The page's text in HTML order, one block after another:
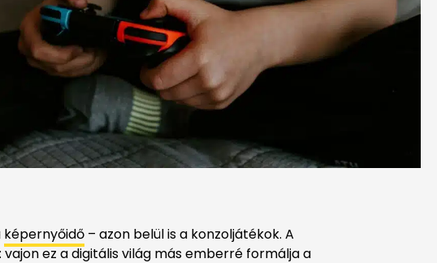
képernyőidő – azon belül is a konzoljátékok. A
ez a digitális világ más emberré formálja a